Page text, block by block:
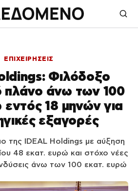
ΕΠΙΧΕΙΡΗΣΕΙΣ
Φιλόδοξο
πλάνο άνω των 100
18 μηνών για
εξαγορές
της IDEAL Holdings με αύξηση
48 εκατ. ευρώ και στόχο νέες
άνω των 100 εκατ. ευρώ